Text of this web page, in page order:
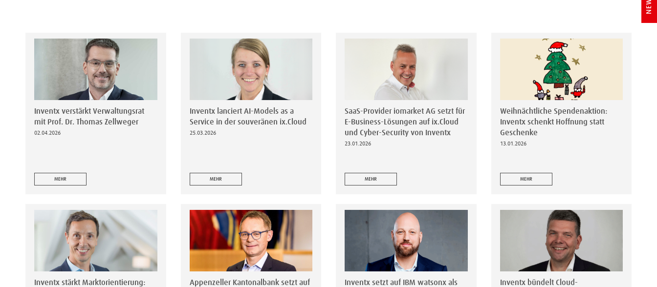
Inventx verstärkt Verwaltungsrat
mit Prof. Dr. Thomas Zellweger
02.04.2026
MEHR
Inventx lanciert AI-Models as a
Service in der souveränen ix.Cloud
25.03.2026
MEHR
SaaS-Provider iomarket AG setzt für
E-Business-Lösungen auf ix.Cloud
und Cyber-Security von Inventx
23.01.2026
MEHR
Weihnächtliche Spendenaktion:
Inventx schenkt Hoffnung statt
Geschenke
13.01.2026
MEHR
Inventx stärkt Marktorientierung:
Appenzeller Kantonalbank setzt auf
Inventx setzt auf IBM watsonx als
Inventx bündelt Cloud-